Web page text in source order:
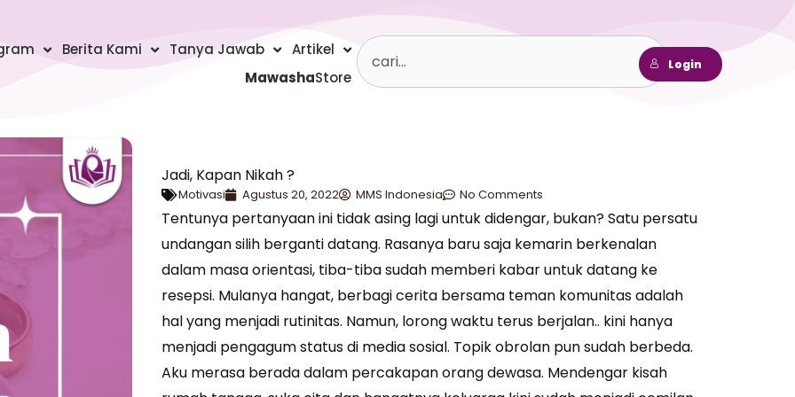
Berita Kami Tanya Jawab
Artikel
MawashaStore
Search
Login
Jadi, Kapan Nikah ?
Motivasi Agustus 20, 2022 MMS Indonesia No Comments
Tentunya pertanyaan ini tidak asing lagi untuk didengar, bukan? Satu persatu
undangan silih berganti datang. Rasanya baru saja kemarin berkenalan
dalam masa orientasi, tiba-tiba sudah memberi kabar untuk datang ke
resepsi. Mulanya hangat, berbagi cerita bersama teman komunitas adalah
hal yang menjadi rutinitas. Namun, lorong waktu terus berjalan.. kini hanya
menjadi pengagum status di media sosial. Topik obrolan pun sudah berbeda.
Aku merasa berada dalam percakapan orang dewasa. Mendengar kisah